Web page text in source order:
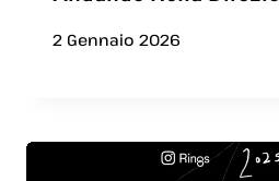
2 Gennaio 2026